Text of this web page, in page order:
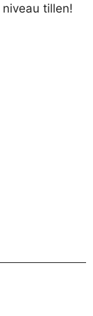
tillen!